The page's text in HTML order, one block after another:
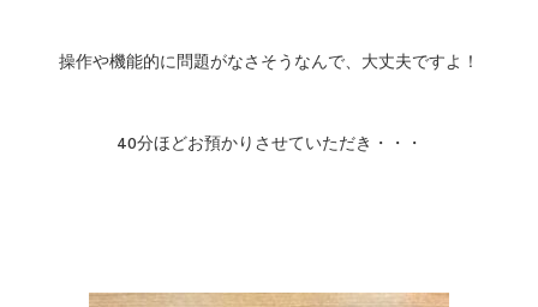
操作や機能的に問題がなさそうなんで、大丈夫ですよ！
40分ほどお預かりさせていただき・・・